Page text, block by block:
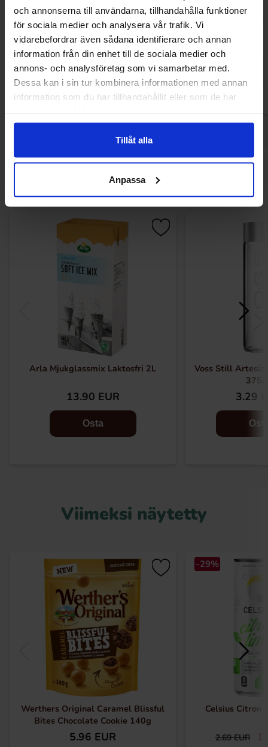
och annonserna till användarna, tillhandahålla funktioner
för sociala medier och analysera vår trafik. Vi
vidarebefordrar även sådana identifierare och annan
information från din enhet till de sociala medier och
annons- och analysföretag som vi samarbetar med.
Dessa kan i sin tur kombinera informationen med annan
information som du har tillhandahållit eller som de har
Tillåt alla
Anpassa
Jelly Belly Beans 50 Smaker 1kg
37.91 EUR
Osta
Dr Sour Jelly
Muutkin ostivat
Arla Mjukglassmix Laktosfri 2L
13.90 EUR
Osta
Voss Still
3.29
Viimeksi näytetty
Werthers Original Caramel Blissful
Bites Chocolate Cookie 140g
5.96 EUR
-29%
Celsius Citron
2.69 EUR